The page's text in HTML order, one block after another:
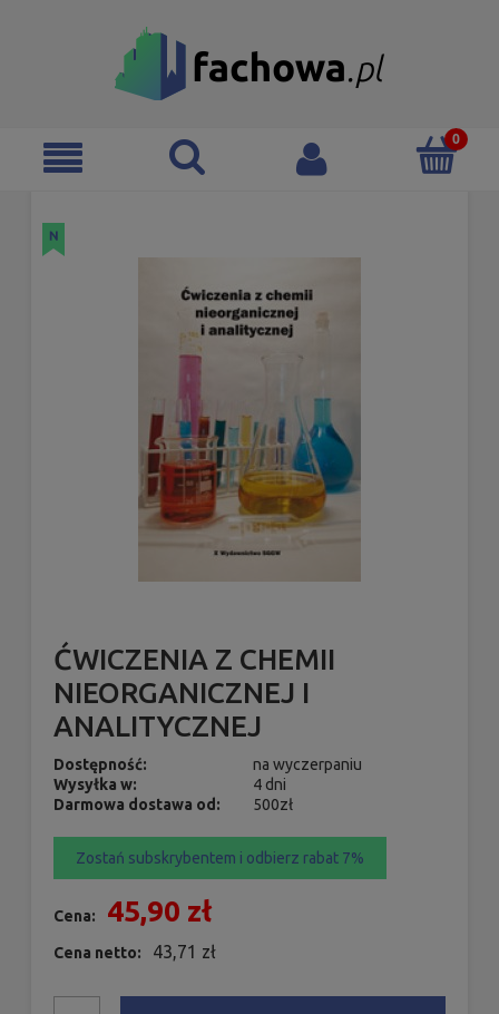
ĆWICZENIA Z CHEMII
NIEORGANICZNEJ I
ANALITYCZNEJ
Dostępność:
na wyczerpaniu
Wysyłka w:
4 dni
Darmowa dostawa od:
500zł
Zostań subskrybentem i odbierz rabat 7%
Cena: 45,90 zł
Cena netto: 43,71 zł